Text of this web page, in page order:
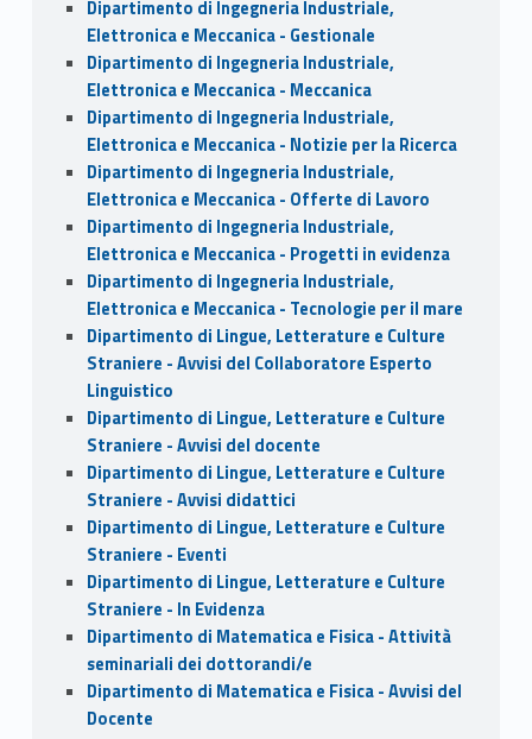
Dipartimento di Ingegneria Industriale,
Elettronica e Meccanica - Gestionale
Dipartimento di Ingegneria Industriale,
Elettronica e Meccanica - Meccanica
Dipartimento di Ingegneria Industriale,
Elettronica e Meccanica - Notizie per la Ricerca
Dipartimento di Ingegneria Industriale,
Elettronica e Meccanica - Offerte di Lavoro
Dipartimento di Ingegneria Industriale,
Elettronica e Meccanica - Progetti in evidenza
Dipartimento di Ingegneria Industriale,
Elettronica e Meccanica - Tecnologie per il mare
Dipartimento di Lingue, Letterature e Culture
Straniere - Avvisi del Collaboratore Esperto
Linguistico
Dipartimento di Lingue, Letterature e Culture
Straniere - Avvisi del docente
Dipartimento di Lingue, Letterature e Culture
Straniere - Avvisi didattici
Dipartimento di Lingue, Letterature e Culture
Straniere - Eventi
Dipartimento di Lingue, Letterature e Culture
Straniere - In Evidenza
Dipartimento di Matematica e Fisica - Attività
seminariali dei dottorandi/e
Dipartimento di Matematica e Fisica - Avvisi del
Docente